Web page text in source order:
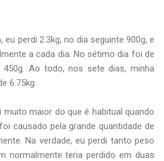
eu perdi 2.3kg, no dia seguinte 900g, e
a cada dia. No sétimo dia foi de
Ao todo, nos sete dias, minha
6.75kg.
maior do que é habitual quando
causado pela grande quantidade de
Na verdade, eu perdi tanto peso
normalmente teria perdido em duas